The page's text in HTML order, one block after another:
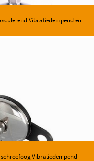
Vibratiedempend en
Vibratiedempend